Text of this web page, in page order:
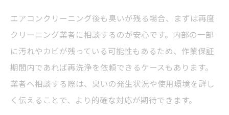
エアコンクリーニング後も臭いが残る場合、まずは再度
クリーニング業者に相談するのが安心です。内部の一部
に汚れやカビが残っている可能性もあるため、作業保証
期間内であれば再洗浄を依頼できるケースもあります。
業者へ相談する際は、臭いの発生状況や使用環境を詳し
く伝えることで、より的確な対応が期待できます。